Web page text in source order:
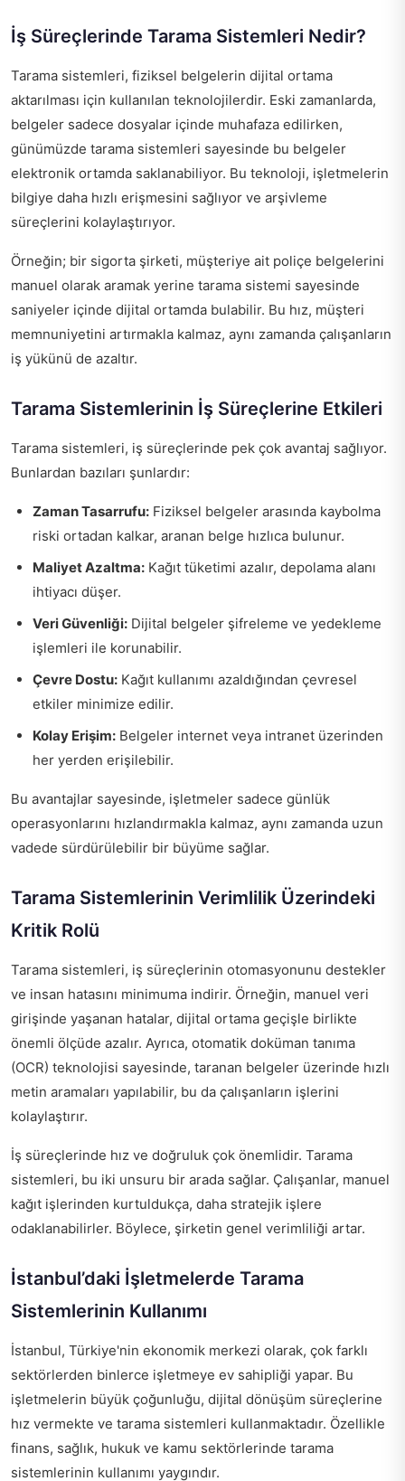
İş Süreçlerinde Tarama Sistemleri Nedir?
Tarama sistemleri, fiziksel belgelerin dijital ortama
aktarılması için kullanılan teknolojilerdir. Eski zamanlarda,
belgeler sadece dosyalar içinde muhafaza edilirken,
günümüzde tarama sistemleri sayesinde bu belgeler
elektronik ortamda saklanabiliyor. Bu teknoloji, işletmelerin
bilgiye daha hızlı erişmesini sağlıyor ve arşivleme
süreçlerini kolaylaştırıyor.
Örneğin; bir sigorta şirketi, müşteriye ait poliçe belgelerini
manuel olarak aramak yerine tarama sistemi sayesinde
saniyeler içinde dijital ortamda bulabilir. Bu hız, müşteri
memnuniyetini artırmakla kalmaz, aynı zamanda çalışanların
iş yükünü de azaltır.
Tarama Sistemlerinin İş Süreçlerine Etkileri
Tarama sistemleri, iş süreçlerinde pek çok avantaj sağlıyor.
Bunlardan bazıları şunlardır:
Zaman Tasarrufu: Fiziksel belgeler arasında kaybolma
riski ortadan kalkar, aranan belge hızlıca bulunur.
Maliyet Azaltma: Kağıt tüketimi azalır, depolama alanı
ihtiyacı düşer.
Veri Güvenliği: Dijital belgeler şifreleme ve yedekleme
işlemleri ile korunabilir.
Çevre Dostu: Kağıt kullanımı azaldığından çevresel
etkiler minimize edilir.
Kolay Erişim: Belgeler internet veya intranet üzerinden
her yerden erişilebilir.
Bu avantajlar sayesinde, işletmeler sadece günlük
operasyonlarını hızlandırmakla kalmaz, aynı zamanda uzun
vadede sürdürülebilir bir büyüme sağlar.
Tarama Sistemlerinin Verimlilik Üzerindeki
Kritik Rolü
Tarama sistemleri, iş süreçlerinin otomasyonunu destekler
ve insan hatasını minimuma indirir. Örneğin, manuel veri
girişinde yaşanan hatalar, dijital ortama geçişle birlikte
önemli ölçüde azalır. Ayrıca, otomatik doküman tanıma
(OCR) teknolojisi sayesinde, taranan belgeler üzerinde hızlı
metin aramaları yapılabilir, bu da çalışanların işlerini
kolaylaştırır.
İş süreçlerinde hız ve doğruluk çok önemlidir. Tarama
sistemleri, bu iki unsuru bir arada sağlar. Çalışanlar, manuel
kağıt işlerinden kurtuldukça, daha stratejik işlere
odaklanabilirler. Böylece, şirketin genel verimliliği artar.
İstanbul’daki İşletmelerde Tarama
Sistemlerinin Kullanımı
İstanbul, Türkiye'nin ekonomik merkezi olarak, çok farklı
sektörlerden binlerce işletmeye ev sahipliği yapar. Bu
işletmelerin büyük çoğunluğu, dijital dönüşüm süreçlerine
hız vermekte ve tarama sistemleri kullanmaktadır. Özellikle
finans, sağlık, hukuk ve kamu sektörlerinde tarama
sistemlerinin kullanımı yaygındır.